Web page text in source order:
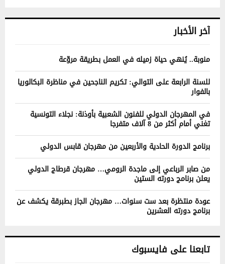
آخر الأخبار
منوبة.. يُنهي حياة زميله في العمل بطريقة مروّعة
للسنة الرابعة على التوالي: تكريم الناجحين في مناظرة البكالوريا
بالفوار
في المهرجان الدولي للفنون الشعبية بأوذنة: نجلاء التونسية
تغني أمام أكثر من 8 آلاف متفرجا
برنامج الدورة الحادية والأربعين من مهرجان قابس الدولي
من صابر الرباعي إلى ماجدة الرومي… مهرجان قرطاج الدولي
يعلن برنامج دورته الستين
عودة منتظرة بعد ست سنوات… مهرجان الجاز بطبرقة يكشف عن
برنامج دورته العشرين
تابعنا على فايسبوك